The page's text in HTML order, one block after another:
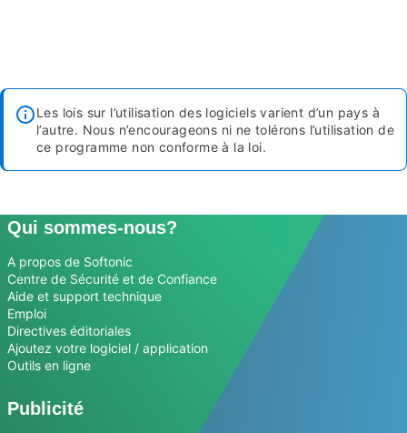
Les lois sur l’utilisation des logiciels varient d’un pays à
l’autre. Nous n’encourageons ni ne tolérons l’utilisation de
ce programme non conforme à la loi.
Qui sommes-nous?
A propos de Softonic
Centre de Sécurité et de Confiance
Aide et support technique
Emploi
Directives éditoriales
Ajoutez votre logiciel / application
Outils en ligne
Publicité